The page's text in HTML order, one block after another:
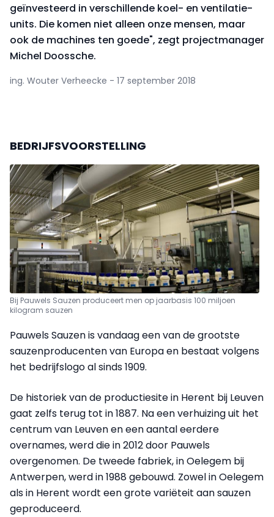
geïnvesteerd in verschillende koel- en ventilatie-
units. Die komen niet alleen onze mensen, maar
ook de machines ten goede", zegt projectmanager
Michel Doossche.
ing. Wouter Verheecke - 17 september 2018
BEDRIJFSVOORSTELLING
Bij Pauwels Sauzen produceert men op jaarbasis 100 miljoen
kilogram sauzen
Pauwels Sauzen is vandaag een van de grootste
sauzenproducenten van Europa en bestaat volgens
het bedrijfslogo al sinds 1909.
De historiek van de productiesite in Herent bij Leuven
gaat zelfs terug tot in 1887. Na een verhuizing uit het
centrum van Leuven en een aantal eerdere
overnames, werd die in 2012 door Pauwels
overgenomen. De tweede fabriek, in Oelegem bij
Antwerpen, werd in 1988 gebouwd. Zowel in Oelegem
als in Herent wordt een grote variëteit aan sauzen
geproduceerd.